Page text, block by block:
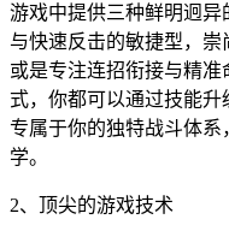
游戏中提供三种鲜明迥
与快速反击的敏捷型，崇
或是专注连招衔接与精
式，你都可以通过技能
专属于你的独特战斗体
学。
2、顶尖的游戏技术